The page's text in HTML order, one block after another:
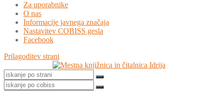
Za uporabnike
O nas
Informacije javnega značaja
Nastavitev COBISS gesla
Facebook
Prilagoditev strani